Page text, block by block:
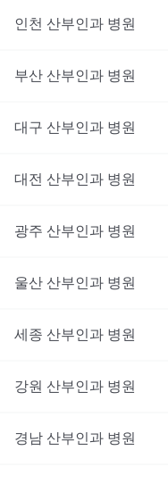
인천 산부인과 병원
부산 산부인과 병원
대구 산부인과 병원
대전 산부인과 병원
광주 산부인과 병원
울산 산부인과 병원
세종 산부인과 병원
강원 산부인과 병원
경남 산부인과 병원